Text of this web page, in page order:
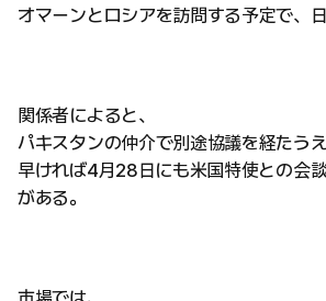
オマーンとロシアを訪問する予定で、
関係者によると、
パキスタンの仲介で別途協議を経たうえ
早ければ4月28日にも米国特使との会
がある。